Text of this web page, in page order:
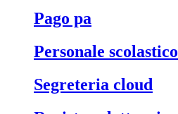
pago pa
personale scolastico
segreteria cloud